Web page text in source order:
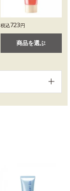
税込723円
商品を選ぶ